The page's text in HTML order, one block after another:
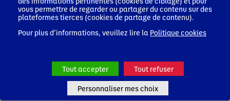
inscrire, accéder à la plateforme et recevoir des
newsletters, le cas échéant.
durée de 3 ans après le dernier contact actif avec
Blédina SAS en charge de la gestion du service
professionnels de santé (PDS) ainsi que de leurs
prestataires en charge de l’hébergement et
gestion de nos bases de données.
vous permettre de regarder ou partager du contenu sur des
plateformes tierces (cookies de partage de contenu).
Pour plus d’informations, veuillez lire la Politique cookies
Tout accepter Tout refuser
Personnaliser mes choix